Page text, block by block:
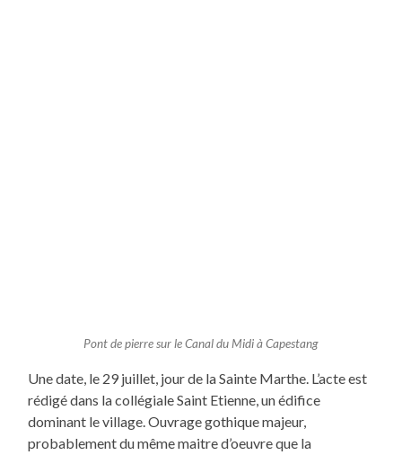
Pont de pierre sur le Canal du Midi à Capestang
Une date, le 29 juillet, jour de la Sainte Marthe. L’acte est
rédigé dans la collégiale Saint Etienne, un édifice
dominant le village. Ouvrage gothique majeur,
probablement du même maitre d’oeuvre que la